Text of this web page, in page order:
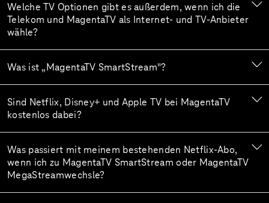
Welche TV Optionen gibt es außerdem, wenn ich die
Telekom und MagentaTV als Internet- und TV-Anbieter
wähle?
Was ist „MagentaTV SmartStream"?
Sind Netflix, Disney+ und Apple TV bei MagentaTV
kostenlos dabei?
Was passiert mit meinem bestehenden Netflix-Abo,
wenn ich zu MagentaTV SmartStream oder MagentaTV
MegaStreamwechsle?